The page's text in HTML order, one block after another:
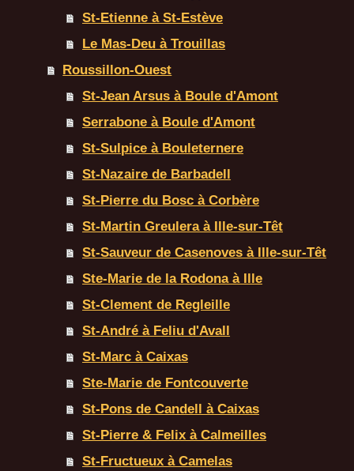
St-Etienne à St-Estève
Le Mas-Deu à Trouillas
Roussillon-Ouest
St-Jean Arsus à Boule d'Amont
Serrabone à Boule d'Amont
St-Sulpice à Bouleternere
St-Nazaire de Barbadell
St-Pierre du Bosc à Corbère
St-Martin Greulera à Ille-sur-Têt
St-Sauveur de Casenoves à Ille-sur-Têt
Ste-Marie de la Rodona à Ille
St-Clement de Regleille
St-André à Feliu d'Avall
St-Marc à Caixas
Ste-Marie de Fontcouverte
St-Pons de Candell à Caixas
St-Pierre & Felix à Calmeilles
St-Fructueux à Camelas